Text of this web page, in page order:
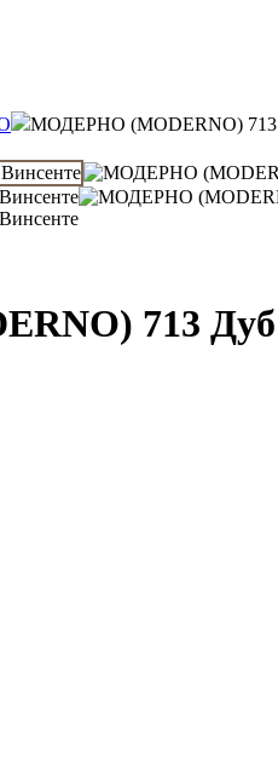
МОДЕРНО (MODERNO) 713
713 Дуб